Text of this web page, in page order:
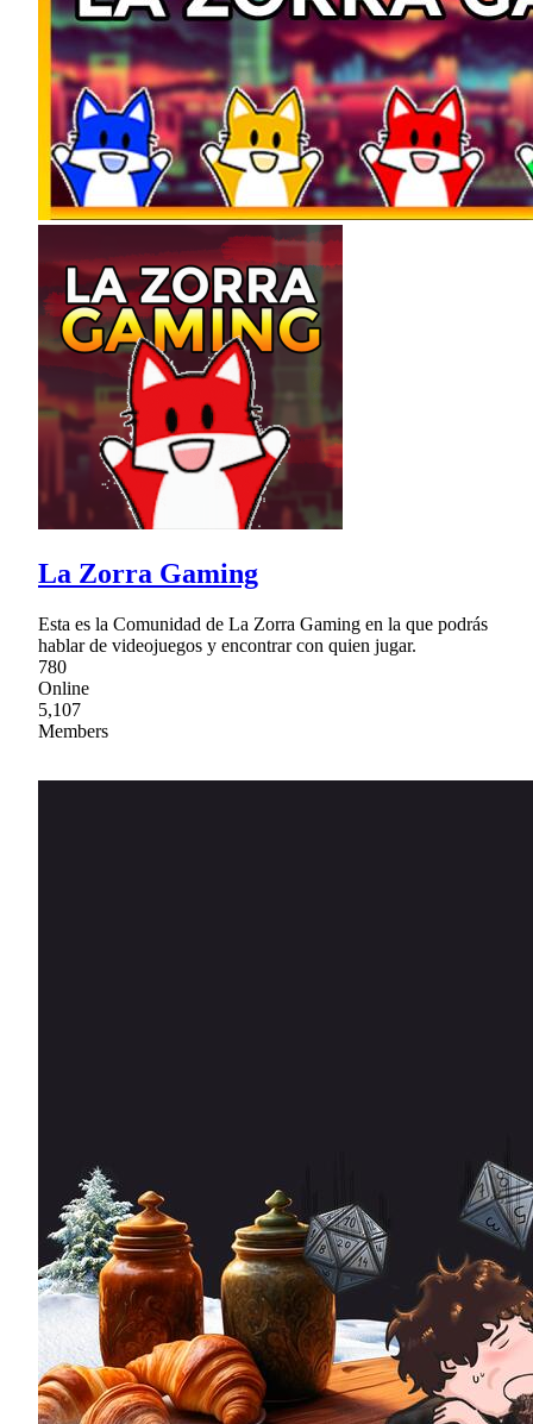
La Zorra Gaming
Esta es la Comunidad de La Zorra Gaming en la que podrás
hablar de videojuegos y encontrar con quien jugar.
780
Online
5,107
Members